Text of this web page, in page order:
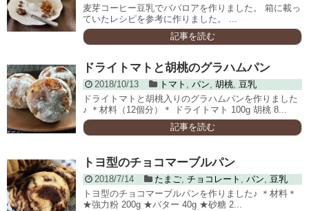
麦芽コーヒー豆乳でババロアを作りました。 箱に載っ
ていたレシピを参考に作りました。 ...
記事を読む
ドライトマトと胡桃のグラハムパン
2018/10/13 トマト , パン, 胡桃, 豆乳
ドライトマトと胡桃入りのグラハムパンを作りました
♪ ＊材料（12個分）＊ ドライトマト 100g 胡桃 8...
記事を読む
トヨ型のチョコマーブルパン
2018/7/14 たまご, チョコレート , パン, 豆乳
トヨ型のチョコマーブルパンを作りました♪ ＊材料＊
★強力粉 200g ★バター 40g ★砂糖 2...